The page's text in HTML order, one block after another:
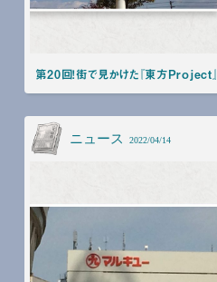
第20回！街で見かけた『東方Project』
ニュース 2022/04/14